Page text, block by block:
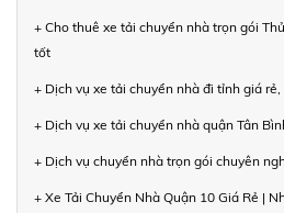
+ Cho thuê xe tải chuyển nhà trọn gói
tốt
+ Dịch vụ xe tải chuyển nhà đi tỉnh giá
+ Dịch vụ xe tải chuyển nhà quận Tân
+ Dịch vụ chuyển nhà trọn gói chuyên
+ Xe Tải Chuyển Nhà Quận 10 Giá Rẻ |